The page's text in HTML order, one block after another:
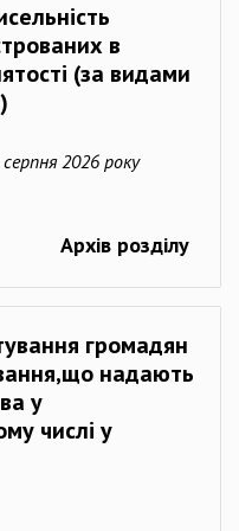
в
(за видами
2026 року
Архів розділу
громадян
надають
у
числі у